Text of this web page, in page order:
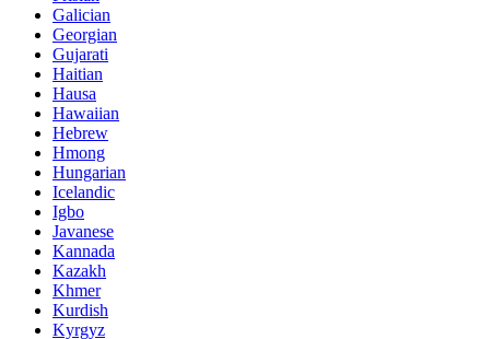
Galician
Georgian
Gujarati
Haitian
Hausa
Hawaiian
Hebrew
Hmong
Hungarian
Icelandic
Igbo
Javanese
Kannada
Kazakh
Khmer
Kurdish
Kyrgyz